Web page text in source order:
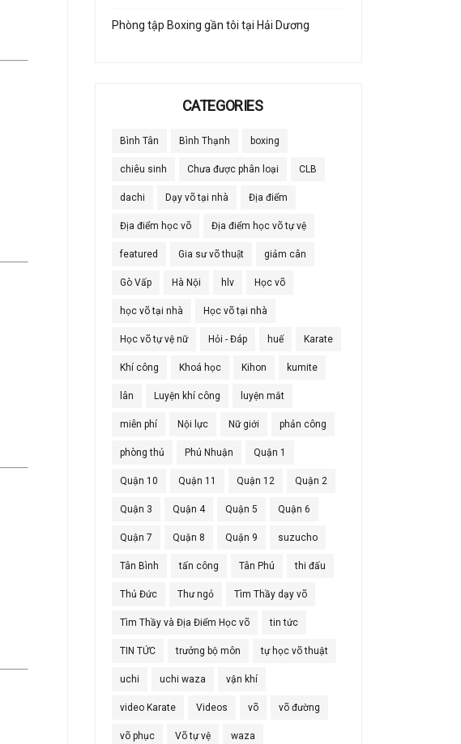
Phòng tập Boxing gần tôi tại Hải Dương
CATEGORIES
Bình Tân Bình Thạnh boxing
chiêu sinh Chưa được phân loại CLB
dachi Dạy võ tại nhà Địa điểm
Địa điểm học võ Địa điểm học võ tự vệ
featured Gia sư võ thuật giảm cân
Gò Vấp Hà Nội hlv Học võ
học võ tại nhà Học võ tại nhà
Học võ tự vệ nữ Hỏi - Đáp huế Karate
Khí công Khoá học Kihon kumite
lân Luyện khí công luyện mắt
miễn phí Nội lực Nữ giới phản công
phòng thủ Phú Nhuận Quận 1
Quận 10 Quận 11 Quận 12 Quận 2
Quận 3 Quận 4 Quận 5 Quận 6
Quận 7 Quận 8 Quận 9 suzucho
Tân Bình tấn công Tân Phú thi đấu
Thủ Đức Thư ngỏ Tìm Thầy dạy võ
Tìm Thầy và Địa Điểm Học võ tin tức
TIN TỨC trưởng bộ môn tự học võ thuật
uchi uchi waza vận khí
video Karate Videos võ võ đường
võ phục Võ tự vệ waza